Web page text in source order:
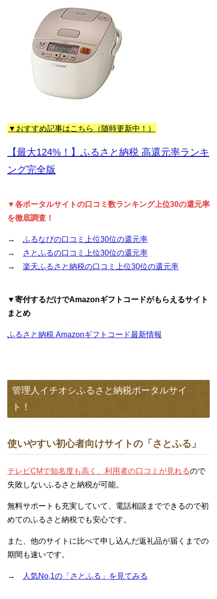
▼おすすめ記事はこちら（随時更新中！）
【最大124%！】ふるさと納税 高還元率ランキ
ング完全版
▼各ポータルサイトの口コミ数ランキング上位30の還元率
を徹底調査！
→ ふるなびの口コミ上位30位の還元率
→
さとふるの口コミ上位30位の還元率
→ 楽天ふるさと納税の口コミ上位30位の還元率
▼寄付するだけでAmazonギフトコードがもらえるサイト
まとめ
ふるさと納税 Amazonギフトコード最新情報
管理人イチオシふるさと納税ポータルサイ
ト！
使いやすい初心者向けサイトの「さとふる」
テレビCMで知名度も高く、利用者の口コミが見れるので
失敗しないふるさと納税が可能。
無料サポートも充実していて、電話相談までできるので初
めてのふるさと納税でも安心です。
また、他のサイトに比べて申し込んだ返礼品が届くまでの
期間も速いです。
→ 人気No,1の「さとふる」を見てみる